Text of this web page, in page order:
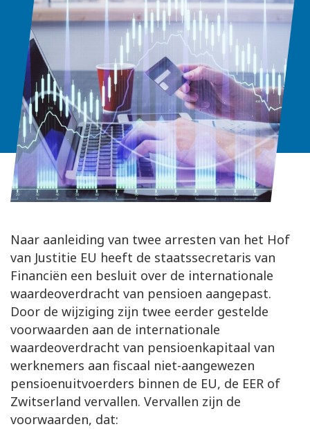
Naar aanleiding van twee arresten van het Hof
van Justitie EU heeft de staatssecretaris van
Financiën een besluit over de internationale
waardeoverdracht van pensioen aangepast.
Door de wijziging zijn twee eerder gestelde
voorwaarden aan de internationale
waardeoverdracht van pensioenkapitaal van
werknemers aan fiscaal niet-aangewezen
pensioenuitvoerders binnen de EU, de EER of
Zwitserland vervallen. Vervallen zijn de
voorwaarden, dat: